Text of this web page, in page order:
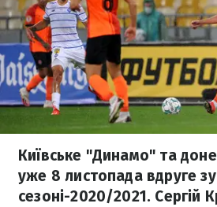
Київське "Динамо" та
уже 8 листопада вдруге
сезоні-2020/2021. Сергій